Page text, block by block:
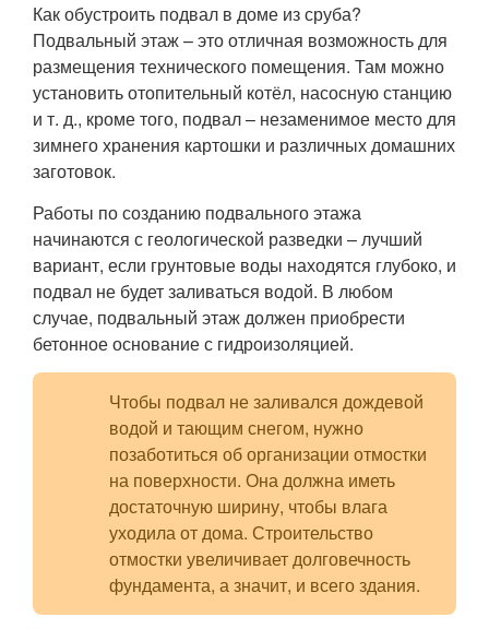
Как обустроить подвал в доме из сруба?
Подвальный этаж – это отличная возможность для
размещения технического помещения. Там можно
установить отопительный котёл, насосную станцию
и т. д., кроме того, подвал – незаменимое место для
зимнего хранения картошки и различных домашних
заготовок.
Работы по созданию подвального этажа
начинаются с геологической разведки – лучший
вариант, если грунтовые воды находятся глубоко, и
подвал не будет заливаться водой. В любом
случае, подвальный этаж должен приобрести
бетонное основание с гидроизоляцией.
Чтобы подвал не заливался дождевой
водой и тающим снегом, нужно
позаботиться об организации отмостки
на поверхности. Она должна иметь
достаточную ширину, чтобы влага
уходила от дома. Строительство
отмостки увеличивает долговечность
фундамента, а значит, и всего здания.